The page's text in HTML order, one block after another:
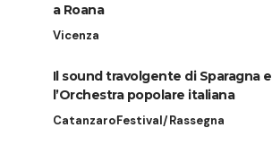
a Roana
Vicenza
Il sound travolgente di Sparagna e
l’Orchestra popolare italiana
CatanzaroFestival/Rassegna